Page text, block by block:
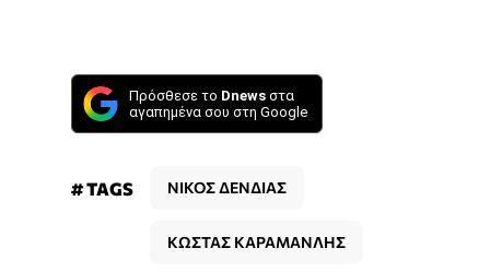
Πρόσθεσε το Dnews στα
αγαπημένα σου στη Google
# TAGS ΝΙΚΟΣ ΔΕΝΔΙΑΣ
ΚΩΣΤΑΣ ΚΑΡΑΜΑΝΛΗΣ